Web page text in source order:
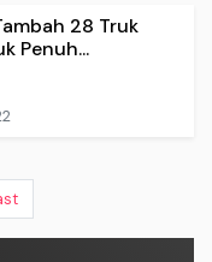
28 Truk
Penuh...